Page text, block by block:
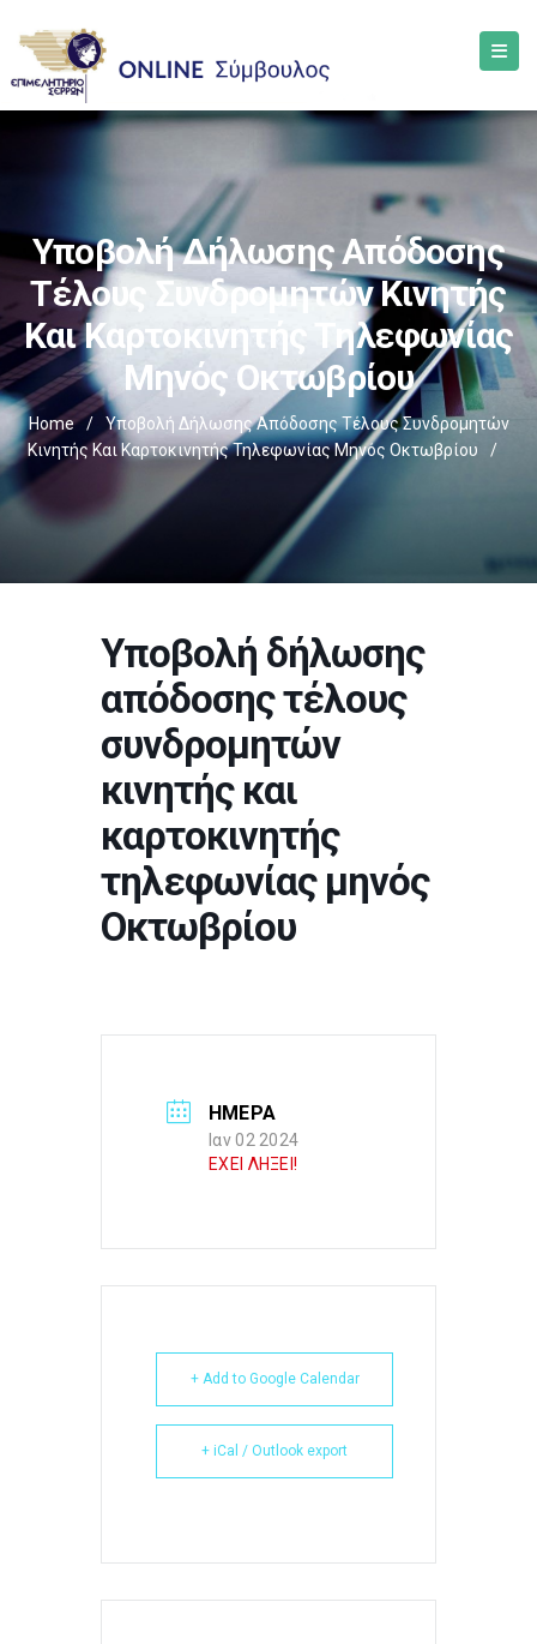
Υποβολή Δήλωσης Απόδοσης
Τέλους Συνδρομητών Κινητής
Και Καρτοκινητής Τηλεφωνίας
Μηνός Οκτωβρίου
Home /
Υποβολή Δήλωσης Απόδοσης Τέλους Συνδρομητών
Κινητής Και Καρτοκινητής Τηλεφωνίας Μηνός Οκτωβρίου
/
Υποβολή δήλωσης
απόδοσης τέλους
συνδρομητών
κινητής και
καρτοκινητής
τηλεφωνίας μηνός
Οκτωβρίου
ΗΜΕΡΑ
Ιαν 02 2024
ΕΧΕΙ ΛΗΞΕΙ!
+ Add to Google Calendar
+ iCal / Outlook export